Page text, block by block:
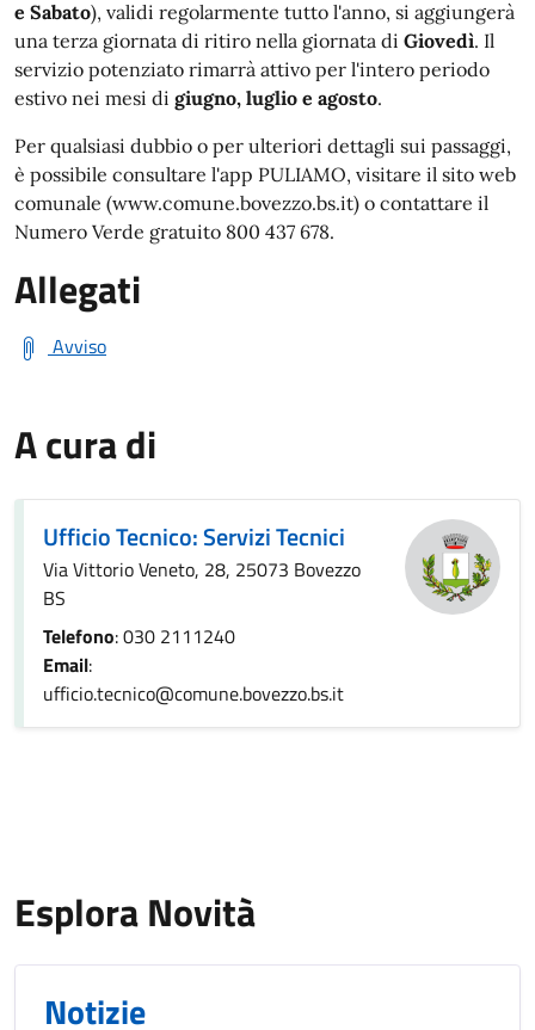
e Sabato), validi regolarmente tutto l'anno, si aggiungerà
una terza giornata di ritiro nella giornata di Giovedì. Il
servizio potenziato rimarrà attivo per l'intero periodo
estivo nei mesi di giugno, luglio e agosto.
Per qualsiasi dubbio o per ulteriori dettagli sui passaggi,
è possibile consultare l'app PULIAMO, visitare il sito web
comunale (www.comune.bovezzo.bs.it) o contattare il
Numero Verde gratuito 800 437 678.
Allegati
Avviso
A cura di
Ufficio Tecnico: Servizi Tecnici
Via Vittorio Veneto, 28, 25073 Bovezzo
BS
Telefono: 030 2111240
Email:
ufficio.tecnico@comune.bovezzo.bs.it
Esplora Novità
Notizie